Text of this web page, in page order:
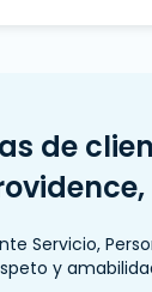
de
Servicio,
y